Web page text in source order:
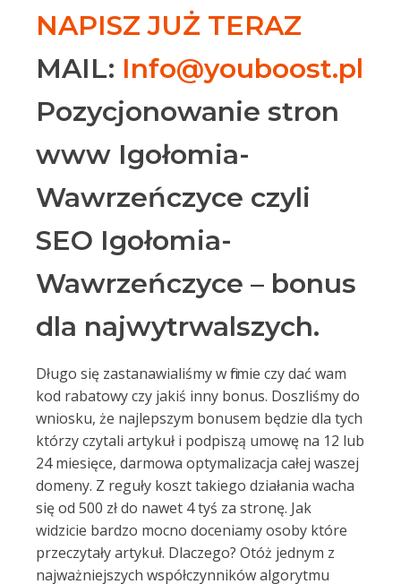
NAPISZ JUŻ TERAZ
MAIL: Info@youboost.pl
Pozycjonowanie stron
www Igołomia-
Wawrzeńczyce czyli
SEO Igołomia-
Wawrzeńczyce – bonus
dla najwytrwalszych.
Długo się zastanawialiśmy w firmie czy dać wam
kod rabatowy czy jakiś inny bonus. Doszliśmy do
wniosku, że najlepszym bonusem będzie dla tych
którzy czytali artykuł i podpiszą umowę na 12 lub
24 miesięce, darmowa optymalizacja całej waszej
domeny. Z reguły koszt takiego działania wacha
się od 500 zł do nawet 4 tyś za stronę. Jak
widzicie bardzo mocno doceniamy osoby które
przeczytały artykuł. Dlaczego? Otóż jednym z
najważniejszych współczynników algorytmu